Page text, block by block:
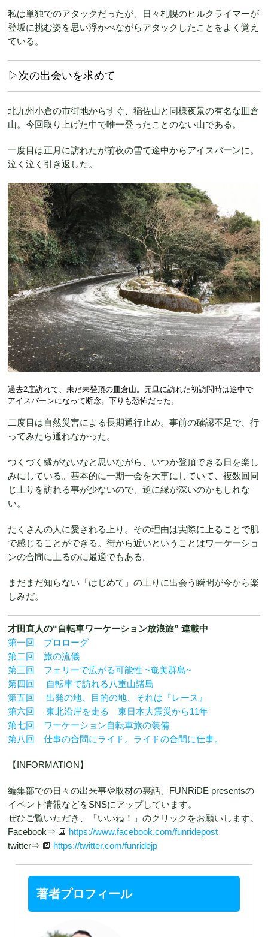
私は単独でのアタックだったが、日々札幌のヒルクライマーが
登坂に挑む姿を思い浮かべながらアタックしたことをよく覚え
ている。
▷次の出会いを求めて
北九州小倉の市街地からすぐ、稲佐山と同様夜景の有名な皿倉
山。今回取り上げた中で唯一登ったことのない山である。
一度目は正月に訪れたが前夜の雪で途中からアイスバーンに。
泣く泣く引き返した。
過去2度訪れて、未だ未登頂の皿倉山。元旦に訪れた初訪問時は途中で
アイスバーンになって断念。下りも恐怖だった。
二度目は自然災害による長期通行止め。事前の確認不足で、行
ってみたら通れなかった。
つくづく縁がないなと思いながら、いつか登頂できる日を楽し
みにしている。基本的に一期一会を大事にしていて、複数回同
じ上りを訪れる事が少ないので、逆に縁が深いのかもしれな
い。
たくさんの人に愛される上り。その理由は実際に上ることで肌
で感じることができる。街から近いということはワーケーショ
ンの合間に上るのに最適でもある。
まだまだ知らない「はじめて」の上りに出会う瞬間が今から楽
しみだ。
才田直人の“自転車ワーケーション放浪旅” 連載中
第一回 プロローグ
第二回 旅の流儀
第三回 フェリーで広がる可能性 ~奄美群島~
第四回 自転車で訪れる八重山諸島
第五回 出発の地、目的の地、それは『レース』
第六回 東北沿岸を走る 東日本大震災から11年
第七回 ワーケーション自転車旅の装備
第八回 仕事の合間にライド。ライドの合間に仕事。
【INFORMATION】
編集部での日々の出来事や取材の裏話、FUNRiDE presentsの
イベント情報などをSNSにアップしています。
ぜひご覧いただき、「いいね！」のクリックをお願いします。
Facebook⇒
https://www.facebook.com/funridepost
twitter⇒
https://twitter.com/funridejp
著者プロフィール